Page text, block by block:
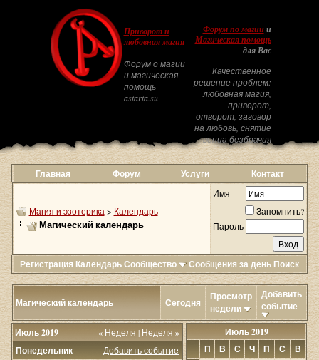
Приворот и
любовная магия
Форум о магии
и магическая
помощь -
astarta.su
Форум по магиии
Магическая помощь
для Вас
Качественное
решение проблем:
любовная магия,
приворот,
отворот, заговор
на любовь, снятие
венца безбрачия
Главная Форум Услуги Контакт
Магия и эзотерика > Календарь
Магический календарь
Имя
Запомнить?
Пароль
Регистрация КалендарьСообщество Сообщения за день Поиск
Магический календарь Сегодня
Просмотр
недели
Добавить
событие
« Неделя | Неделя»
Июль 2019
Добавить событие
Понедельник
Июль 2019
П
В С Ч П С В